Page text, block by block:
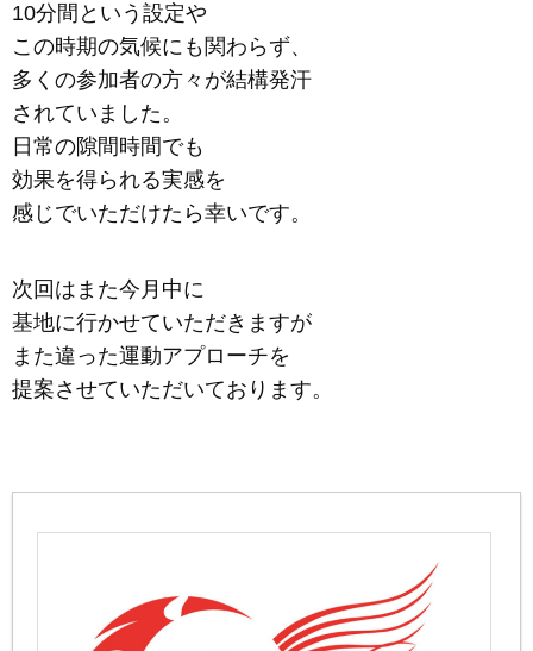
10分間という設定や
この時期の気候にも関わらず、
多くの参加者の方々が結構発汗
されていました。
日常の隙間時間でも
効果を得られる実感を
感じでいただけたら幸いです。
次回はまた今月中に
基地に行かせていただきますが
また違った運動アプローチを
提案させていただいております。